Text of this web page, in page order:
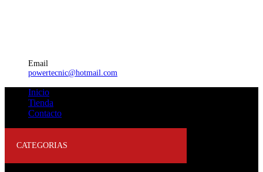
Email
powertecnic@hotmail.com
Inicio
Tienda
Contacto
CATEGORIAS